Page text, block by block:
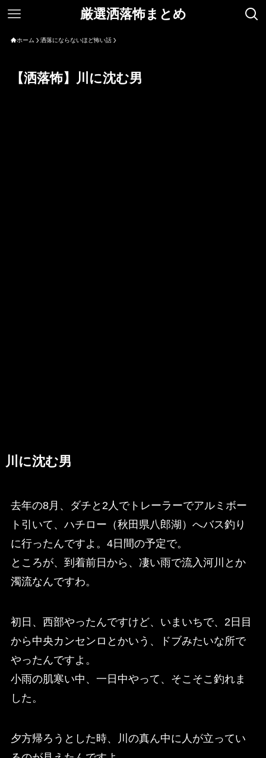
厳選洒落怖まとめ
ホーム 洒落にならないほど怖い話
【洒落怖】川に沈む男
川に沈む男
去年の8月、ダチと2人でトレーラーでアルミボー
ト引いて、ハチロー（秋田県八郎湖）へバス釣り
に行ったんですよ。4日間の予定で。
ところが、到着前日から、凄い雨で流入河川とか
濁流なんですわ。
初日、西部やったんですけど、いまいちで、2日目
から中央カンセンロとかいう、ドブみたいな所で
やったんですよ。
小雨の肌寒い中、一日中やって、そこそこ釣れま
した。
夕方帰ろうとした時、川の真ん中に人が立ってい